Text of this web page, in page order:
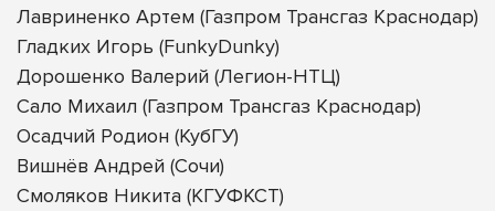
Лавриненко Артем (Газпром Трансгаз Краснодар)
Гладких Игорь (FunkyDunky)
Дорошенко Валерий (Легион-НТЦ)
Сало Михаил (Газпром Трансгаз Краснодар)
Осадчий Родион (КубГУ)
Вишнёв Андрей (Сочи)
Смоляков Никита (КГУФКСТ)